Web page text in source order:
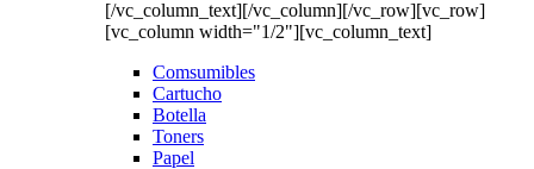
[/vc_column_text][/vc_column][/vc_row][vc_row]
[vc_column width="1/2"][vc_column_text]
Comsumibles
Cartucho
Botella
Toners
Papel